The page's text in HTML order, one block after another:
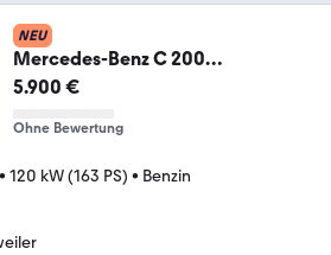
NEU
Mercedes-Benz C 200
Sportcoupe Kompressor . Autom,
5.900 €
Ohne Bewertung
• 120 kW (163 PS) • Benzin